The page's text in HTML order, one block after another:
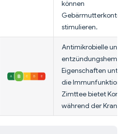
können
stimulieren.
Antimikrobielle und
Eigenschaften
die Immunfunktion.
Zimttee bietet
während der